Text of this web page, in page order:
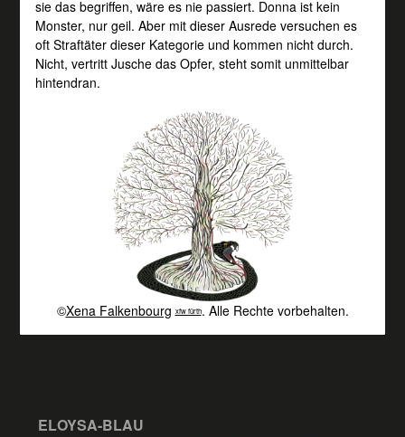
sie das begriffen, wäre es nie passiert. Donna ist kein
Monster, nur geil. Aber mit dieser Ausrede versuchen es
oft Straftäter dieser Kategorie und kommen nicht durch.
Nicht, vertritt Jusche das Opfer, steht somit unmittelbar
hintendran.
©Xena Falkenbourg xfw fürth. Alle Rechte vorbehalten.
ELOYSA-BLAU